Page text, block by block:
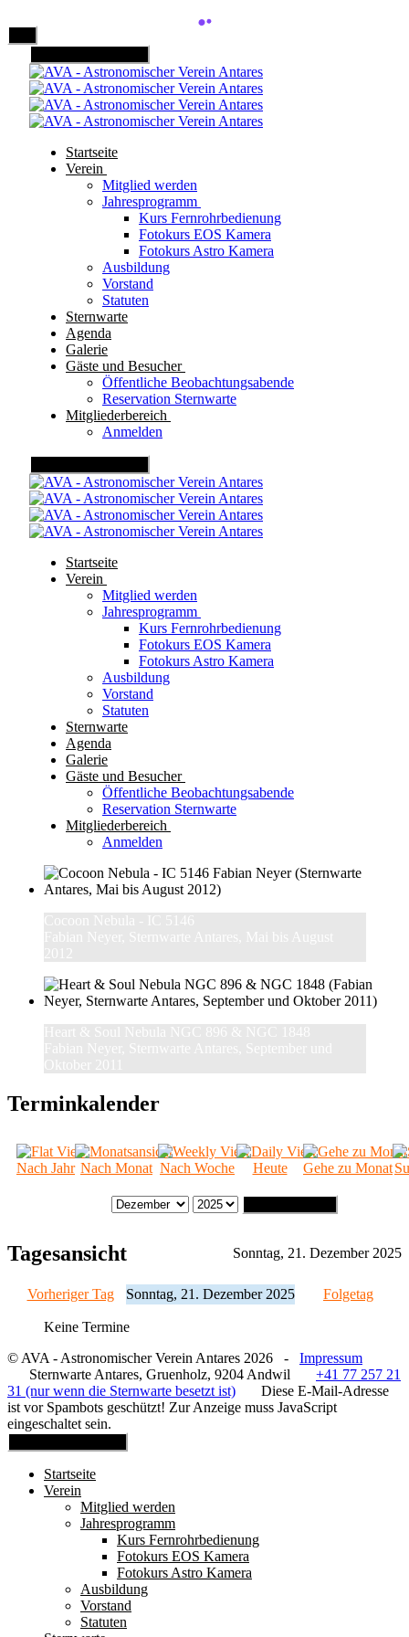
Startseite
Verein
Mitglied werden
Jahresprogramm
Kurs Fernrohrbedienung
Fotokurs EOS Kamera
Fotokurs Astro Kamera
Ausbildung
Vorstand
Statuten
Sternwarte
Agenda
Galerie
Gäste und Besucher
Öffentliche Beobachtungsabende
Reservation Sternwarte
Mitgliederbereich
Anmelden
Startseite
Verein
Mitglied werden
Jahresprogramm
Kurs Fernrohrbedienung
Fotokurs EOS Kamera
Fotokurs Astro Kamera
Ausbildung
Vorstand
Statuten
Sternwarte
Agenda
Galerie
Gäste und Besucher
Öffentliche Beobachtungsabende
Reservation Sternwarte
Mitgliederbereich
Anmelden
Terminkalender
Nach Jahr Nach Monat Nach Woche Heute Gehe zu Monat
Tagesansicht Sonntag, 21. Dezember 2025
Vorheriger Tag Sonntag, 21. Dezember 2025 Folgetag
Keine Termine
© AVA - Astronomischer Verein Antares 2026 - Impressum
Sternwarte Antares, Gruenholz, 9204 Andwil
+41 77 257 21
31 (nur wenn die Sternwarte besetzt ist)
Diese E-Mail-Adresse
ist vor Spambots geschützt! Zur Anzeige muss JavaScript
eingeschaltet sein.
Startseite
Verein
Mitglied werden
Jahresprogramm
Kurs Fernrohrbedienung
Fotokurs EOS Kamera
Fotokurs Astro Kamera
Ausbildung
Vorstand
Statuten